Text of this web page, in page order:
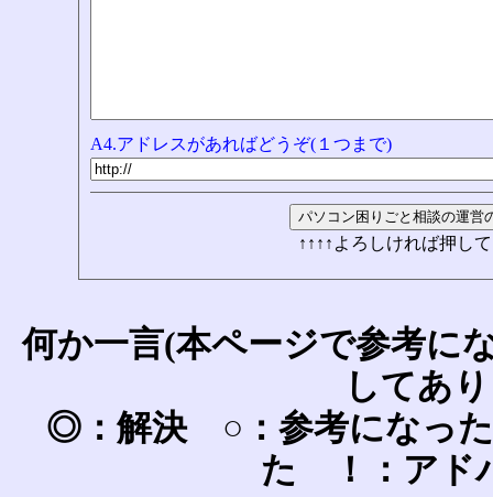
A4.アドレスがあればどうぞ(１つまで)
↑↑↑↑よろしければ押し
何か一言(本ページで参考に
してあ
◎：解決 ○：参考になっ
た ！：アド